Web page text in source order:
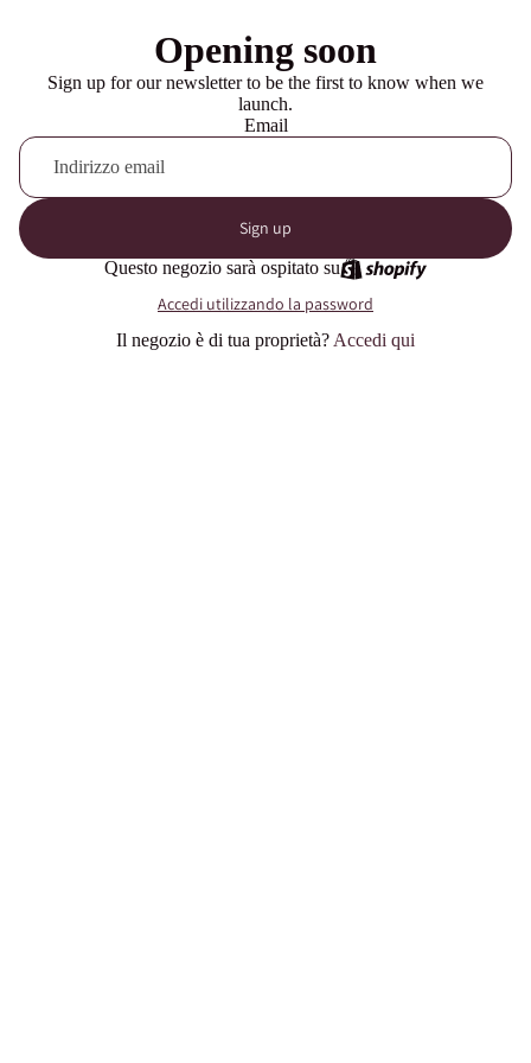
Opening soon
Sign up for our newsletter to be the first to know when we
launch.
Email
Sign up
Questo negozio sarà ospitato su
Accedi utilizzando la password
Il negozio è di tua proprietà? Accedi qui